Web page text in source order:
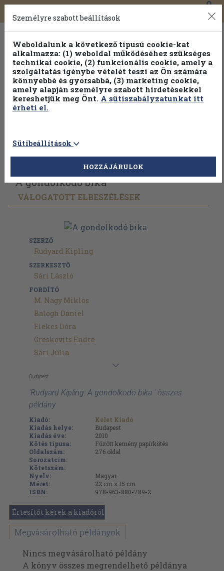
Toggle
navigation
0
Vissza az előző oldalra Válasszon példányt
A gondolkodó bika
VÁLOGATOTT ELBESZÉLÉSEK
SZERZŐ
Rudyard Kipling
SZERKESZTŐ
Sári László
FORDÍTÓ
M. Nagy Miklós
Balogh Dániel
Elekes Dóra
Greskovits Endre
Sári Júlia
Budapest
'Rudyard Kipling: A gondolkodó bika ' összes
példány
Kiadó:
Kelet Kiadó
Kiadás helye:
Budapest
Kiadás éve:
2010
Kötés típusa:
Fűzött kemény papírkötés
Oldalszám:
276 oldal
Sorozatcím:
Kötetszám:
Nyelv:
Magyar
Méret:
22 cm x 15 cm
ISBN:
978-963-880-789-2
Értesítőt kérek a kiadóról
Megvásárolható példányok
Nincs megvásárolható példány
A könyv összes megrendelhető példánya
Személyre szabott beállítások
Weboldalunk a következő típusú cookie-kat
alkalmazza: (1) weboldal működéséhez szükséges
technikai cookie, (2) funkcionális cookie, amely a
szolgáltatás igénybe vételét teszi az Ön számára
könnyebbé és gyorsabbá, (3) marketing cookie,
amely alapján személyre szabott hirdetésekkel
kereshetjük meg Önt. A sütiszabályzatunkat itt
érheti el.
Sütibeállítások
HOZZÁJÁRULOK